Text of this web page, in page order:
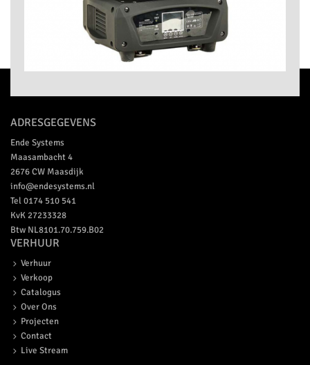
ADRESGEGEVENS
Ende Systems
Maasambacht 4
2676 CW Maasdijk
info@endesystems.nl
Tel0174 510 541
KvK 27233328
Btw NL8101.70.759.B02
VERHUUR
Verhuur
Verkoop
Catalogus
Over Ons
Projecten
Contact
Live Stream